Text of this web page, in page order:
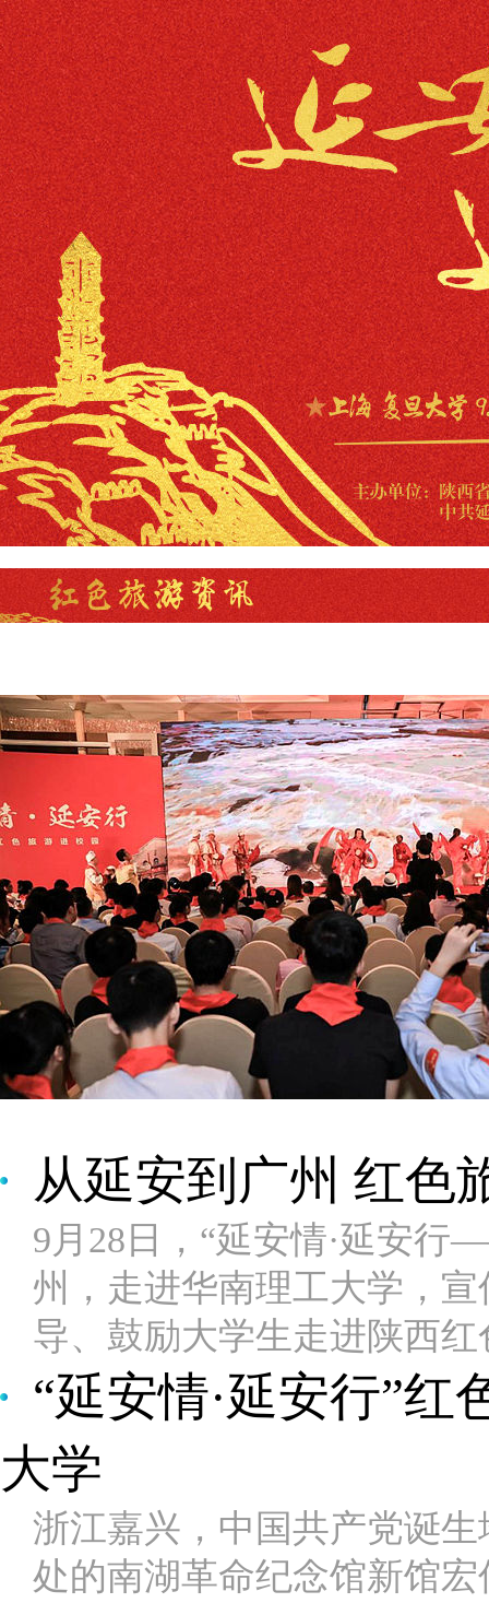
从延安到广州 红色
9月28日，“延安情·延安
州，走进华南理工大学，
导、鼓励大学生走进陕西
“延安情·延安行”
大学
浙江嘉兴，中国共产党诞
处的南湖革命纪念馆新馆